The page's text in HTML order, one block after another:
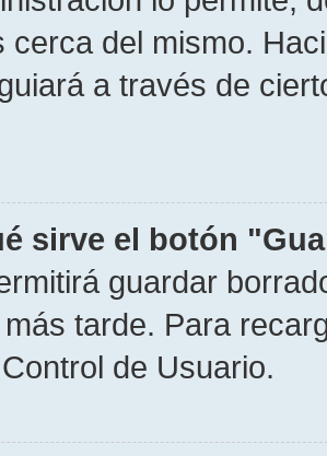
cerca del mismo.
a través de
sirve el botón
guardar
tarde. Para
de Usuario.